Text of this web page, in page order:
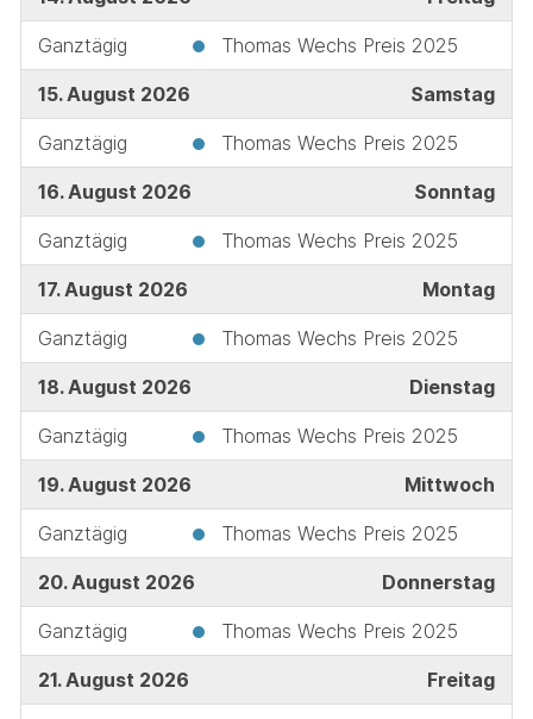
Ganztägig Thomas Wechs Preis 2025
15. August 2026 Samstag
Ganztägig Thomas Wechs Preis 2025
16. August 2026 Sonntag
Ganztägig Thomas Wechs Preis 2025
17. August 2026 Montag
Ganztägig Thomas Wechs Preis 2025
18. August 2026 Dienstag
Ganztägig Thomas Wechs Preis 2025
19. August 2026 Mittwoch
Ganztägig Thomas Wechs Preis 2025
20. August 2026 Donnerstag
Ganztägig Thomas Wechs Preis 2025
21. August 2026 Freitag